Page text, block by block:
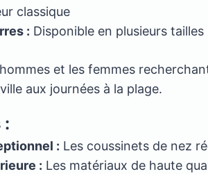
classique
: Disponible en plusieurs
et les femmes
aux journées à la plage.
:
: Les coussinets de nez
: Les matériaux de haute